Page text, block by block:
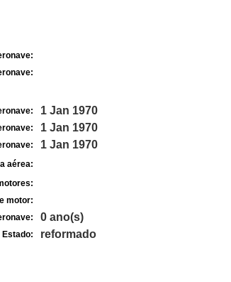
1 Jan 1970
1 Jan 1970
1 Jan 1970
aérea:
motor:
0 ano(s)
Estado: reformado